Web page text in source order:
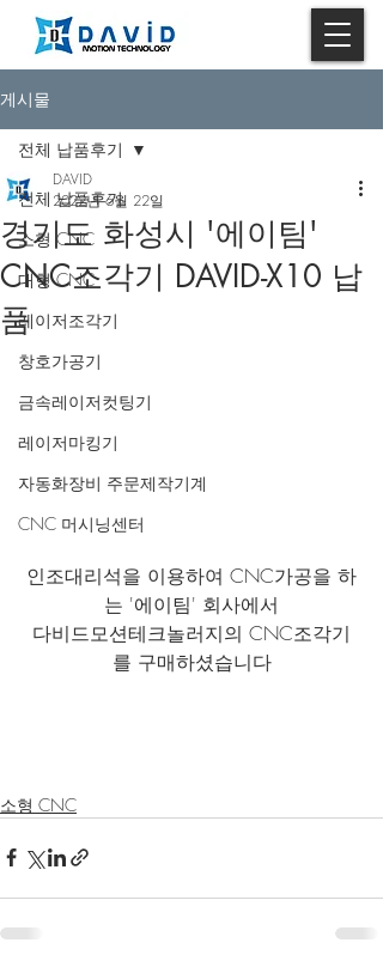
게시물
전체 납품후기
소형 CNC
대형 CNC
레이저조각기
창호가공기
금속레이저컷팅기
레이저마킹기
자동화장비 주문제작기계
CNC 머시닝센터
전체 납품후기
경기도 화성시 '에이팀'
CNC조각기 DAVID-X10 납
품
DAVID
2022년 6월 22일
인조대리석을 이용하여 CNC가공을 하
는 '에이팀' 회사에서
다비드모션테크놀러지의 CNC조각기
를 구매하셨습니다
소형 CNC